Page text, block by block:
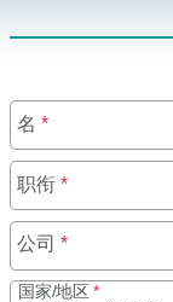
名 *
职衔 *
公司 *
国家/地区 *